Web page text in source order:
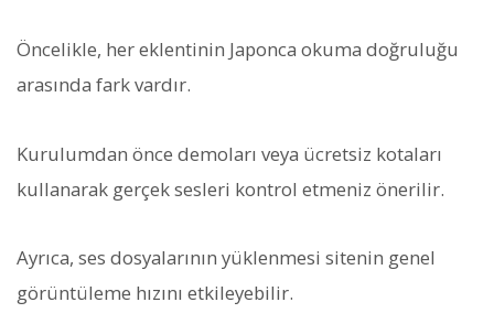
Öncelikle, her eklentinin Japonca okuma doğruluğu
arasında fark vardır.
Kurulumdan önce demoları veya ücretsiz kotaları
kullanarak gerçek sesleri kontrol etmeniz önerilir.
Ayrıca, ses dosyalarının yüklenmesi sitenin genel
görüntüleme hızını etkileyebilir.